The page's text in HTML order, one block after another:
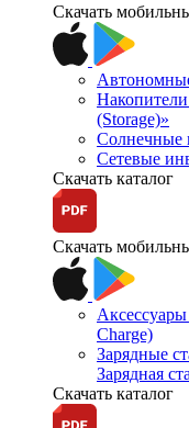
Скачать
(Storage)»
Солнечные
Сетевые
Скачать каталог
Скачать
Charge)
Зарядные
Зарядная
Скачать каталог